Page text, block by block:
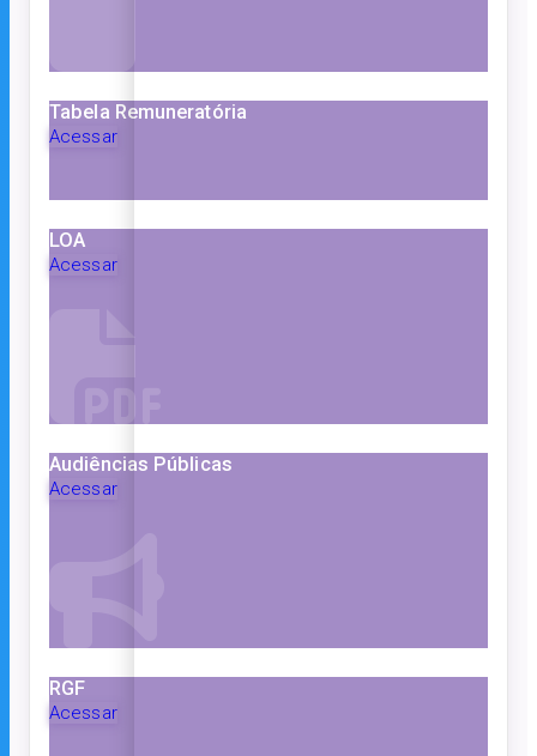
Tabela Remuneratória
Acessar
LOA
Acessar
Audiências Públicas
Acessar
RGF
Acessar